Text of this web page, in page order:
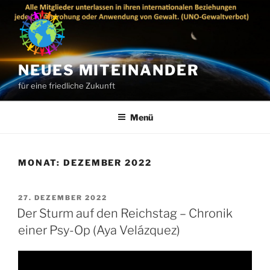
Inhalt
springen
NEUES MITEINANDER
für eine friedliche Zukunft
Menü
MONAT: DEZEMBER 2022
VERÖFFENTLICHT
AM
27. DEZEMBER 2022
Der Sturm auf den Reichstag – Chronik
einer Psy-Op (Aya Velázquez)